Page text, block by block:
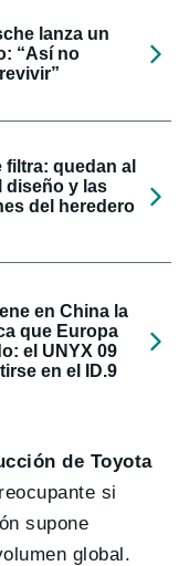
lanza un
“Así no
filtra: quedan al
diseño y las
del heredero
en China la
que Europa
el UNYX 09
en el ID.9
de Toyota
si
supone
global.